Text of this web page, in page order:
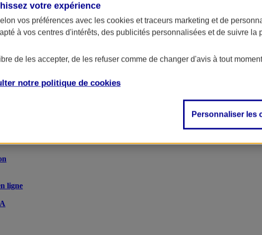
Fermer le menu principal
ligne
votre expérience
vos préférences avec les cookies et traceurs marketing et de
à vos centres d'intérêts, des publicités personnalisées et de suivre la
de les accepter, de les refuser comme de changer d'avis à tout
notre politique de cookies
Personnaliser les